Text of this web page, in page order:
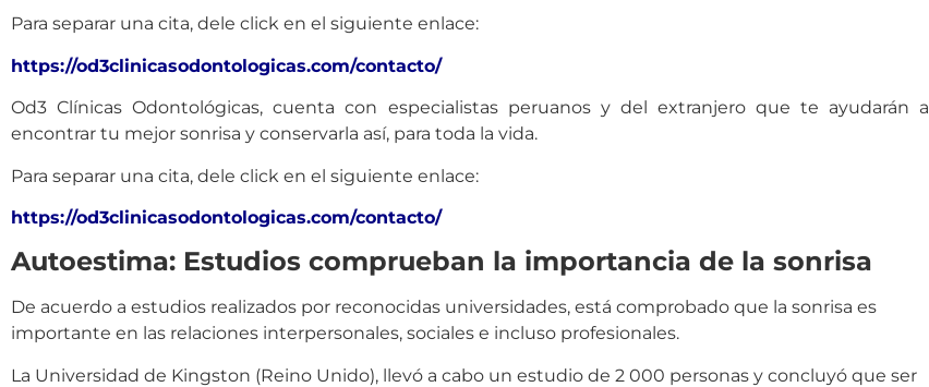
Para separar una cita, dele click en el siguiente enlace:
https://od3clinicasodontologicas.com/contacto/
Od3 Clínicas Odontológicas, cuenta con especialistas peruanos y del extranjero que te ayudarán a
encontrar tu mejor sonrisa y conservarla así, para toda la vida.
Para separar una cita, dele click en el siguiente enlace:
https://od3clinicasodontologicas.com/contacto/
Autoestima: Estudios comprueban la importancia de la sonrisa
De acuerdo a estudios realizados por reconocidas universidades, está comprobado que la sonrisa es
importante en las relaciones interpersonales, sociales e incluso profesionales.
La Universidad de Kingston (Reino Unido), llevó a cabo un estudio de 2 000 personas y concluyó que ser